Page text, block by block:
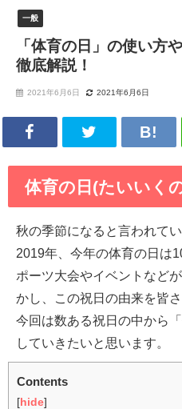
一般
「体育の日」の使い方
徹底解説！
2021年6月6日 2021年6月6日
体育の日(たいいく
秋の季節になると言われて
2019年、今年の体育の日は
ポーツ大会やイベントなど
かし、この祝日の由来を皆
今回は数ある祝日の中から
していきたいと思います。
Contents
[ hide]